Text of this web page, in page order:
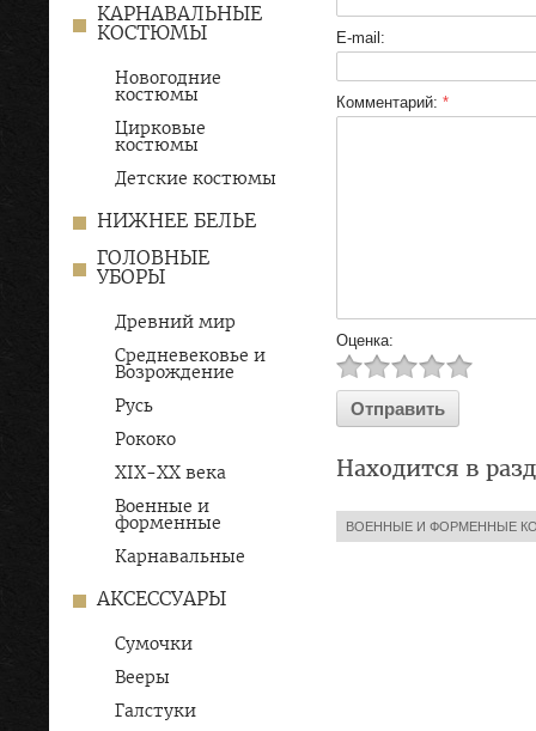
КАРНАВАЛЬНЫЕ
КОСТЮМЫ
Новогодние
костюмы
Цирковые
костюмы
Детские костюмы
НИЖНЕЕ БЕЛЬЕ
ГОЛОВНЫЕ
УБОРЫ
Древний мир
Средневековье и
Возрождение
Русь
Рококо
XIX-ХХ века
Военные и
форменные
Карнавальные
АКСЕССУАРЫ
Сумочки
Вееры
Галстуки
E-mail:
Комментарий: *
Оценка:
Находится в
ВОЕННЫЕ И ФОРМЕННЫЕ